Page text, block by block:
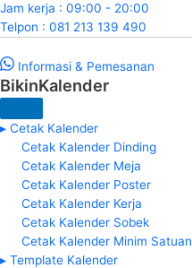
Jam kerja : 09:00 - 20:00
Telpon : 081 213 139 490
Informasi & Pemesanan
BikinKalender
▸ Cetak Kalender
Cetak Kalender Dinding
Cetak Kalender Meja
Cetak Kalender Poster
Cetak Kalender Kerja
Cetak Kalender Sobek
Cetak Kalender Minim Satuan
▸ Template Kalender